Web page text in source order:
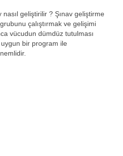
geliştirilir ? Şınav geliştirme
çalıştırmak ve gelişimi
vücudun dümdüz tutulması
bir program ile